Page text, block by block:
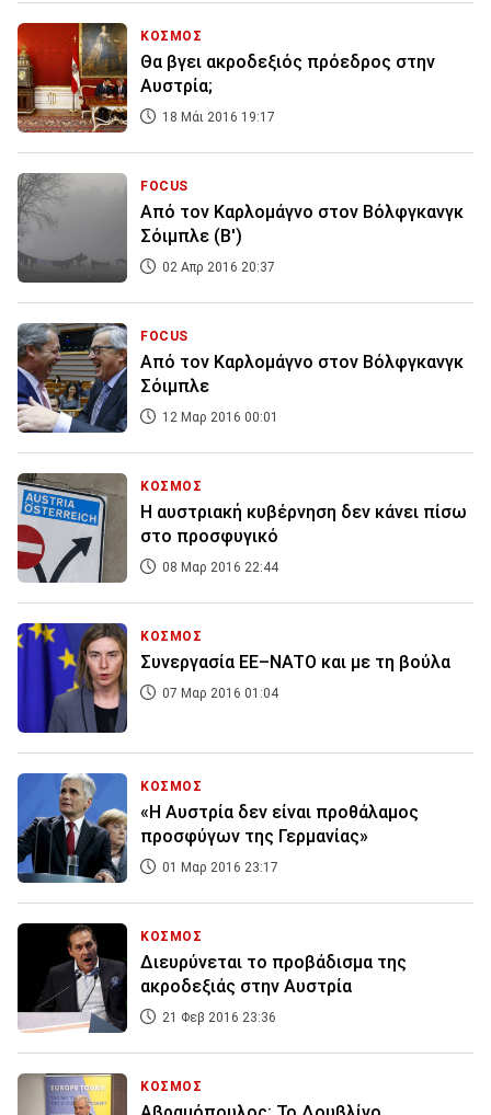
ΚΟΣΜΟΣ
Θα βγει ακροδεξιός πρόεδρος στην
Αυστρία;
18 Μάι 2016 19:17
FOCUS
Από τον Καρλομάγνο στον Βόλφγκανγκ
Σόιμπλε (Β')
02 Απρ 2016 20:37
FOCUS
Από τον Καρλομάγνο στον Βόλφγκανγκ
Σόιμπλε
12 Μαρ 2016 00:01
ΚΟΣΜΟΣ
Η αυστριακή κυβέρνηση δεν κάνει πίσω
στο προσφυγικό
08 Μαρ 2016 22:44
ΚΟΣΜΟΣ
Συνεργασία ΕΕ–NATO και με τη βούλα
07 Μαρ 2016 01:04
ΚΟΣΜΟΣ
«Η Αυστρία δεν είναι προθάλαμος
προσφύγων της Γερμανίας»
01 Μαρ 2016 23:17
ΚΟΣΜΟΣ
Διευρύνεται το προβάδισμα της
ακροδεξιάς στην Αυστρία
21 Φεβ 2016 23:36
ΚΟΣΜΟΣ